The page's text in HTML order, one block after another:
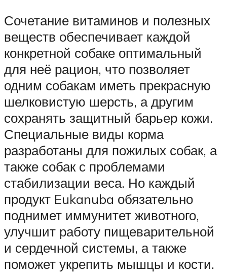
Сочетание витаминов и полезных
веществ обеспечивает каждой
конкретной собаке оптимальный
для неё рацион, что позволяет
одним собакам иметь прекрасную
шелковистую шерсть, а другим
сохранять защитный барьер кожи.
Специальные виды корма
разработаны для пожилых собак, а
также собак с проблемами
стабилизации веса. Но каждый
продукт Eukanuba обязательно
поднимет иммунитет животного,
улучшит работу пищеварительной
и сердечной системы, а также
поможет укрепить мышцы и кости.